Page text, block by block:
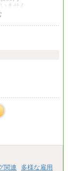
ません
関連
多様な雇用